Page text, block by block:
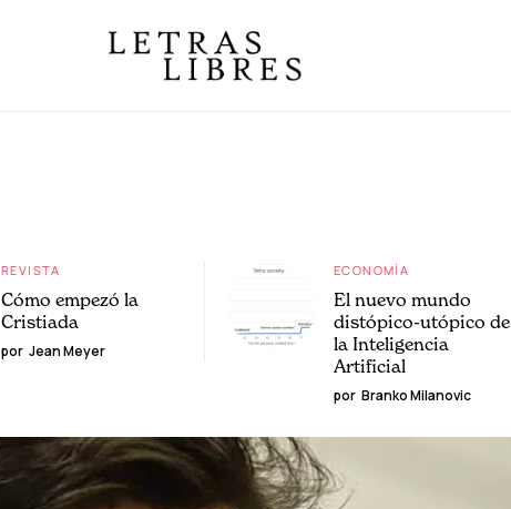
REVISTA
Cómo empezó la
Cristiada
por Jean Meyer
ECONOMÍA
El nuevo mundo
distópico-utópico de
la Inteligencia
Artificial
por Branko Milanovic